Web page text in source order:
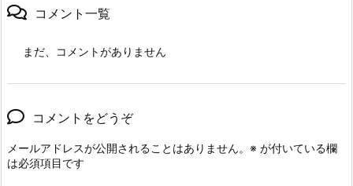
コメント一覧
まだ、コメントがありません
コメントをどうぞ
メールアドレスが公開されることはありません。 ※ が付いている欄
は必須項目です